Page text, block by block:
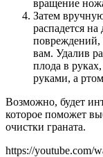
вращение
Затем
распадется
повреждений,
вам. Удалив
плода в
руками, а
Возможно, будет
которое поможет
очистки граната.
https://youtube.com/